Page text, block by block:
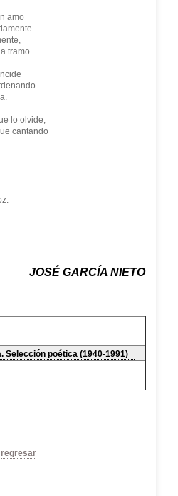
amo
tramo.
lo olvide,
cantando
JOSÉ GARCÍA NIETO
Selección poética (1940-1991)
regresar